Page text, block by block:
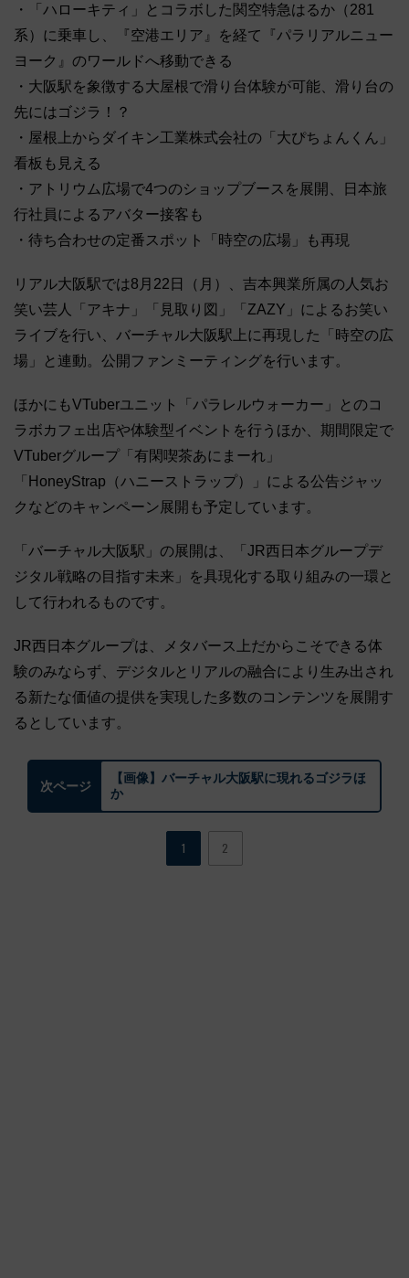
・「ハローキティ」とコラボした関空特急はるか（281
系）に乗車し、『空港エリア』を経て『パラリアルニュー
ヨーク』のワールドへ移動できる
・大阪駅を象徴する大屋根で滑り台体験が可能、滑り台の
先にはゴジラ！？
・屋根上からダイキン工業株式会社の「大ぴちょんくん」
看板も見える
・アトリウム広場で4つのショップブースを展開、日本旅
行社員によるアバター接客も
・待ち合わせの定番スポット「時空の広場」も再現
リアル大阪駅では8月22日（月）、吉本興業所属の人気お
笑い芸人「アキナ」「見取り図」「ZAZY」によるお笑い
ライブを行い、バーチャル大阪駅上に再現した「時空の広
場」と連動。公開ファンミーティングを行います。
ほかにもVTuberユニット「パラレルウォーカー」とのコ
ラボカフェ出店や体験型イベントを行うほか、期間限定で
VTuberグループ「有閑喫茶あにまーれ」
「HoneyStrap（ハニーストラップ）」による公告ジャッ
クなどのキャンペーン展開も予定しています。
「バーチャル大阪駅」の展開は、「JR西日本グループデ
ジタル戦略の目指す未来」を具現化する取り組みの一環と
して行われるものです。
JR西日本グループは、メタバース上だからこそできる体
験のみならず、デジタルとリアルの融合により生み出され
る新たな価値の提供を実現した多数のコンテンツを展開す
るとしています。
次ページ
【画像】バーチャル大阪駅に現れるゴジラほ
か
1 2